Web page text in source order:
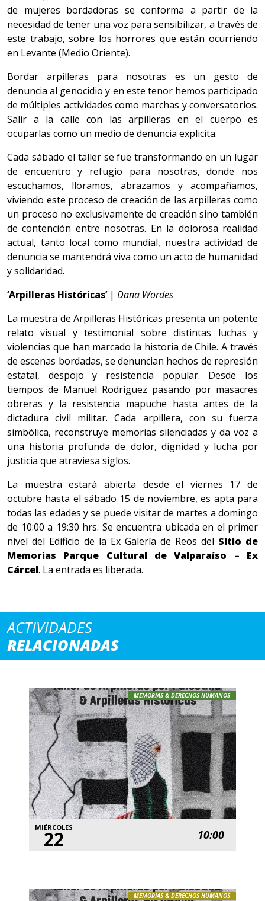
de mujeres bordadoras se conforma a partir de la
necesidad de tener una voz para sensibilizar, a través de
este trabajo, sobre los horrores que están ocurriendo
en Levante (Medio Oriente).
Bordar arpilleras para nosotras es un gesto de
denuncia al genocidio y en este tenor hemos participado
de múltiples actividades como marchas y conversatorios.
Salir a la calle con las arpilleras en el cuerpo es
ocuparlas como un medio de denuncia explicita.
Cada sábado el taller se fue transformando en un lugar
de encuentro y refugio para nosotras, donde nos
escuchamos, lloramos, abrazamos y acompañamos,
viviendo este proceso de creación de las arpilleras como
un proceso no exclusivamente de creación sino también
de contención entre nosotras. En la dolorosa realidad
actual, tanto local como mundial, nuestra actividad de
denuncia se mantendrá viva como un acto de humanidad
y solidaridad.
‘Arpilleras Históricas’| Dana Wordes
La muestra de Arpilleras Históricas presenta un potente
relato visual y testimonial sobre distintas luchas y
violencias que han marcado la historia de Chile. A través
de escenas bordadas, se denuncian hechos de represión
estatal, despojo y resistencia popular. Desde los
tiempos de Manuel Rodríguez pasando por masacres
obreras y la resistencia mapuche hasta antes de la
dictadura civil militar. Cada arpillera, con su fuerza
simbólica, reconstruye memorias silenciadas y da voz a
una historia profunda de dolor, dignidad y lucha por
justicia que atraviesa siglos.
La muestra estará abierta desde el viernes 17 de
octubre hasta el sábado 15 de noviembre, es apta para
todas las edades y se puede visitar de martes a domingo
de 10:00 a 19:30 hrs. Se encuentra ubicada en el primer
nivel del Edificio de la Ex Galería de Reos del Sitio de
Memorias Parque Cultural de Valparaíso – Ex
Cárcel. La entrada es liberada.
ACTIVIDADES
RELACIONADAS
MEMORIAS & DERECHOS HUMANOS
MIÉRCOLES
22 10:00
MEMORIAS & DERECHOS HUMANOS